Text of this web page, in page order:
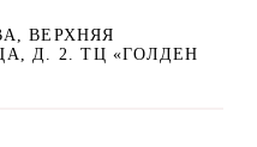
ВЕРХНЯЯ
Д. 2. ТЦ «ГОЛДЕН